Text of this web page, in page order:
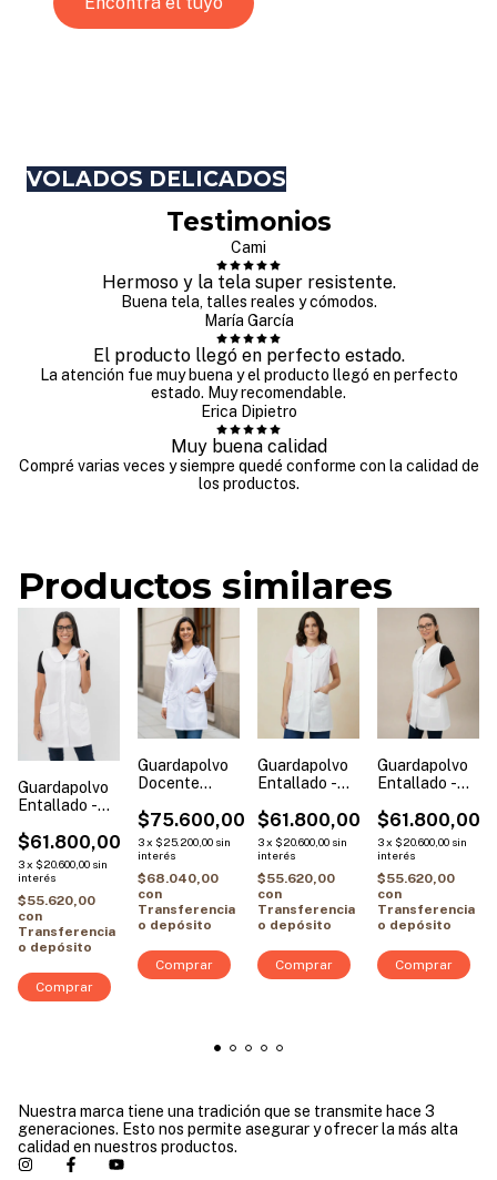
VOLADOS DELICADOS
Testimonios
Cami
Hermoso y la tela super resistente.
Buena tela, talles reales y cómodos.
María García
El producto llegó en perfecto estado.
La atención fue muy buena y el producto llegó en perfecto
estado. Muy recomendable.
Erica Dipietro
Muy buena calidad
Compré varias veces y siempre quedé conforme con la calidad de
los productos.
Productos similares
Guardapolvo
Entallado -
Mangas |
Modelo Vivo
Blanco
$61.800,00
3x $20.600,00 sin
interés
$55.620,00
con
Transferencia
o depósito
Comprar
Guardapolvo
Docente
Entallado -
Vivo Blanco
$75.600,00
3x $25.200,00 sin
interés
$68.040,00
con
Transferencia
o depósito
Comprar
Guardapolvo
Entallado -
Mangas |
Modelo Flor
Clásica
$61.800,00
3x $20.600,00 sin
interés
$55.620,00
con
Transferencia
o depósito
Comprar
Guardapolvo
Entallado -
Mangas |
Modelo
Broderie en
Punta
$61.800,00
3x $20.600,00 sin
interés
$55.620,00
con
Transferencia
o depósito
Comprar
Nuestra marca tiene una tradición que se transmite hace 3
generaciones. Esto nos permite asegurar y ofrecer la más alta
calidad en nuestros productos.